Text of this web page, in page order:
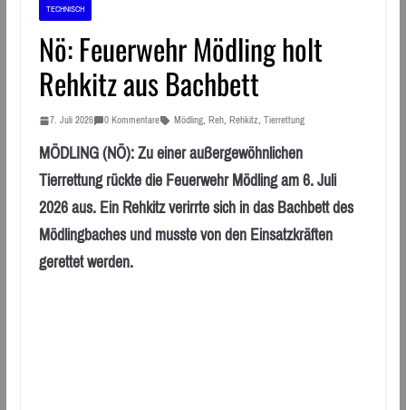
TECHNISCH
Nö: Feuerwehr Mödling holt
Rehkitz aus Bachbett
7. Juli 2026 0 Kommentare Mödling, Reh, Rehkitz, Tierrettung
MÖDLING (NÖ): Zu einer außergewöhnlichen
Tierrettung rückte die Feuerwehr Mödling am 6. Juli
2026 aus. Ein Rehkitz verirrte sich in das Bachbett des
Mödlingbaches und musste von den Einsatzkräften
gerettet werden.